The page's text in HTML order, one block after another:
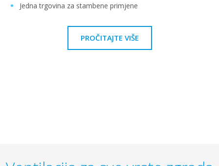
Jedna trgovina za stambene primjene
PROČITAJTE VIŠE